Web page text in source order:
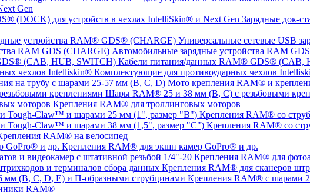
Gen
Зарядные док-
Универсальные сетевые USB
Автомобильные зарядные устройства RAM
Кабели питания/данных RAM® GDS® (CAB,
Комплектующие для противоударных чехлов
Мото крепления RAM® и
Шары RAM® 25 и 38 мм (B, C) с резьбовыми
Крепления RAM® для троллинговых моторов
Крепления RAM® со
Крепления RAM® со
RAM® на велосипед
Крепления RAM® для экшн камер GoPro® и др.
Крепления RAM® для
Крепления RAM® для сканеров
Крепления RAM® с шарами
RAM®